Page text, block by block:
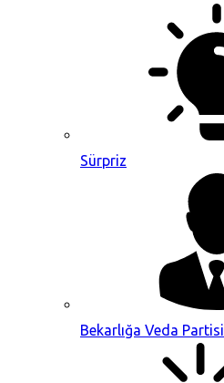
Sürpriz
Bekarlığa Veda Partisi